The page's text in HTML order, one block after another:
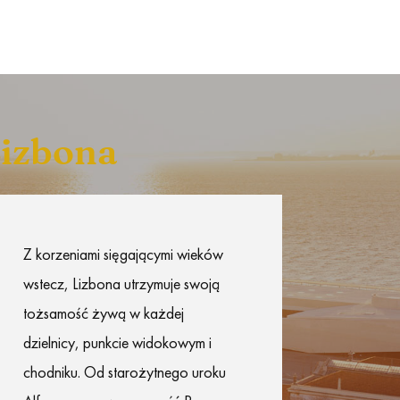
Z korzeniami sięgającymi wieków
wstecz, Lizbona utrzymuje swoją
tożsamość żywą w każdej
dzielnicy, punkcie widokowym i
chodniku. Od starożytnego uroku